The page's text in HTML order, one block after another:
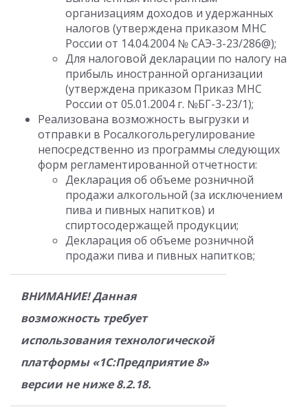
организациям доходов и удержанных
налогов (утверждена приказом МНС
России от 14.04.2004 № САЭ-3-23/286@);
Для налоговой декларации по налогу на
прибыль иностранной организации
(утверждена приказом Приказ МНС
России от 05.01.2004 г. №БГ-3-23/1);
Реализована возможность выгрузки и
отправки в Росалкогольрегулирование
непосредственно из программы следующих
форм регламентированной отчетности:
Декларация об объеме розничной
продажи алкогольной (за исключением
пива и пивных напитков) и
спиртосодержащей продукции;
Декларация об объеме розничной
продажи пива и пивных напитков;
ВНИМАНИЕ! Данная
возможность требует
использования технологической
платформы «1С:Предприятие 8»
версии не ниже 8.2.18.